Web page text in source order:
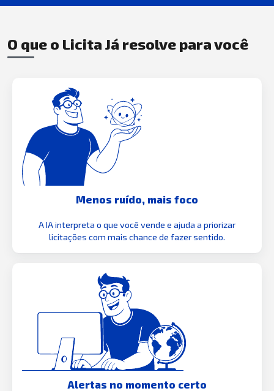
O que o Licita Já resolve para você
Menos ruído, mais foco
A IA interpreta o que você vende e ajuda a priorizar
licitações com mais chance de fazer sentido.
Alertas no momento certo